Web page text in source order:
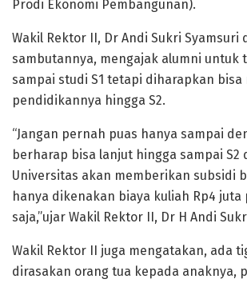
Prodi Ekonomi Pembangunan).
Wakil Rektor II, Dr Andi Sukri Syamsuri
sambutannya, mengajak alumni untuk
sampai studi S1 tetapi diharapkan bisa
pendidikannya hingga S2.
“Jangan pernah puas hanya sampai
berharap bisa lanjut hingga sampai S2
Universitas akan memberikan subsidi
hanya dikenakan biaya kuliah Rp4
saja,”ujar Wakil Rektor II, Dr H Andi
Wakil Rektor II juga mengatakan, ada
dirasakan orang tua kepada anaknya,